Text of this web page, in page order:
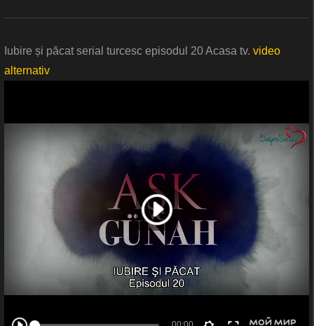
Iubire și păcat serial turcesc episodul 20 Acasa tv. video
alternativ